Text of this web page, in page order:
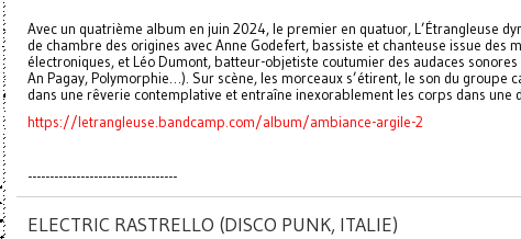
Avec un quatrième album en juin 2024, le premier en quatuor, L’Étrangleuse
de chambre des origines avec Anne Godefert, bassiste et chanteuse issue des
électroniques, et Léo Dumont, batteur-objetiste coutumier des audaces sonores
An Pagay, Polymorphie…). Sur scène, les morceaux s’étirent, le son du groupe
dans une rêverie contemplative et entraîne inexorablement les corps dans une
https://letrangleuse.bandcamp.com/album/ambiance-argile-2
----------------------------------
ELECTRIC RASTRELLO (DISCO PUNK, ITALIE)